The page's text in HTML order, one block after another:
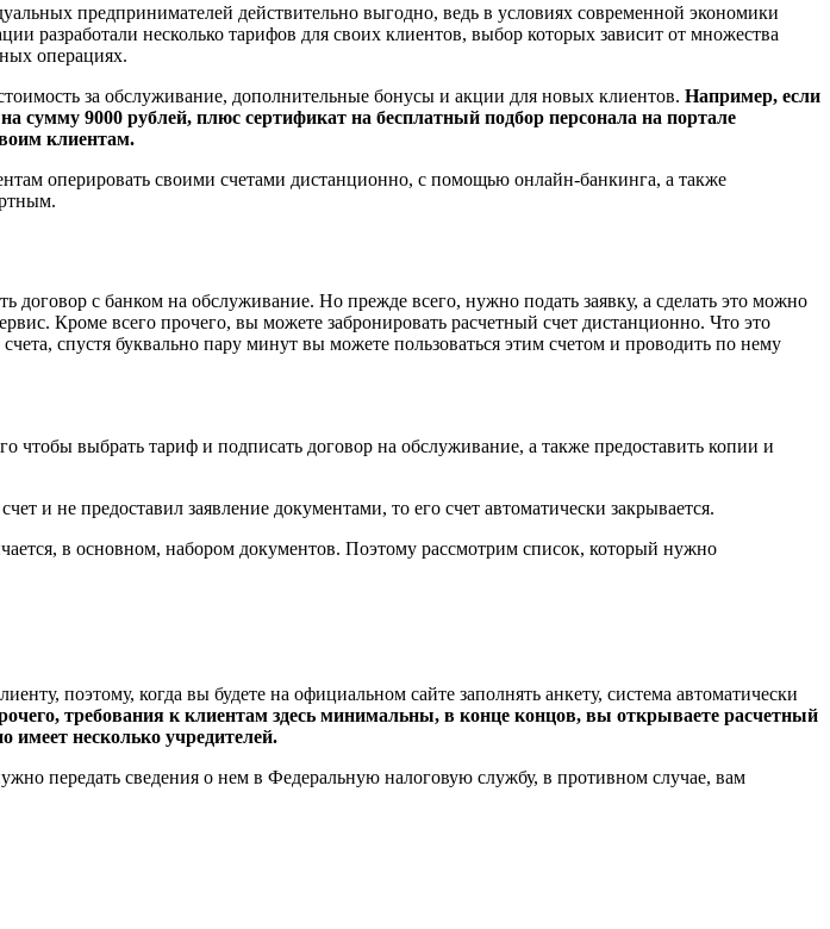
предпринимателей действительно выгодно, ведь в условиях современной экономики
разработали несколько тарифов для своих клиентов, выбор которых зависит от множества
операциях.
за обслуживание, дополнительные бонусы и акции для новых клиентов. Например, если
сумму 9000 рублей, плюс сертификат на бесплатный подбор персонала на портале
клиентам.
оперировать своими счетами дистанционно, с помощью онлайн-банкинга, а также
с банком на обслуживание. Но прежде всего, нужно подать заявку, а сделать это можно
Кроме всего прочего, вы можете забронировать расчетный счет дистанционно. Что это
спустя буквально пару минут вы можете пользоваться этим счетом и проводить по нему
чтобы выбрать тариф и подписать договор на обслуживание, а также предоставить копии и
и не предоставил заявление документами, то его счет автоматически закрывается.
в основном, набором документов. Поэтому рассмотрим список, который нужно
поэтому, когда вы будете на официальном сайте заполнять анкету, система автоматически
требования к клиентам здесь минимальны, в конце концов, вы открываете расчетный
имеет несколько учредителей.
передать сведения о нем в Федеральную налоговую службу, в противном случае, вам